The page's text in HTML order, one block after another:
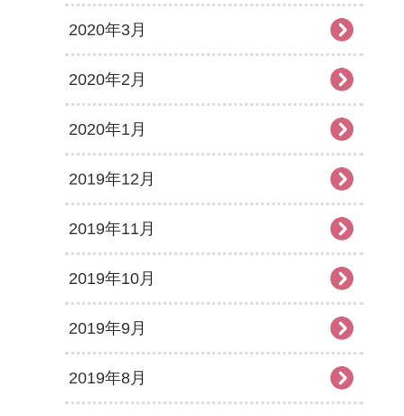
2020年3月
2020年2月
2020年1月
2019年12月
2019年11月
2019年10月
2019年9月
2019年8月